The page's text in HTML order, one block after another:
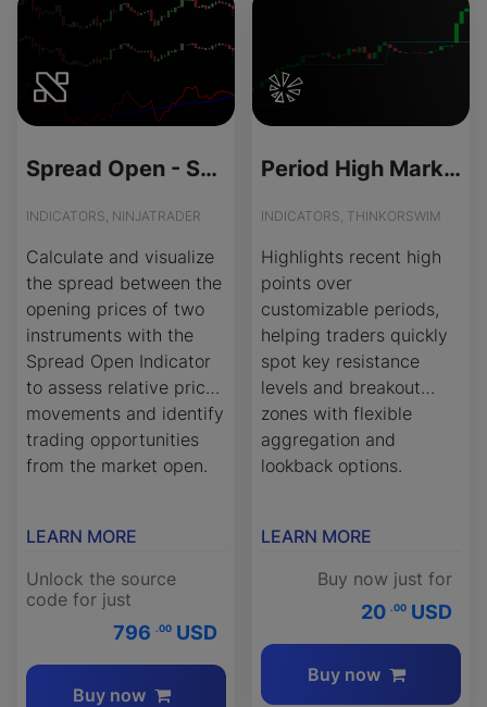
Spread Open - Source Code
INDICATORS, NINJATRADER
Calculate and visualize
the spread between the
opening prices of two
instruments with the
Spread Open Indicator
to assess relative price
movements and identify
trading opportunities
from the market open.
LEARN MORE
Unlock the source
code for just
796 .00 USD
Buy now
Period High Marker for ThinkOrSwim
INDICATORS, THINKORSWIM
Highlights recent high
points over
customizable periods,
helping traders quickly
spot key resistance
levels and breakout
zones with flexible
aggregation and
lookback options.
LEARN MORE
Buy now just for
20 .00 USD
Buy now